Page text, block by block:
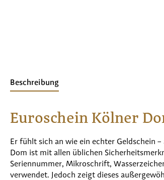
Beschreibung
Euroschein Kölner
Er fühlt sich an wie ein echter Geldschein
Dom ist mit allen üblichen
Seriennummer, Mikroschrift,
verwendet. Jedoch zeigt dieses